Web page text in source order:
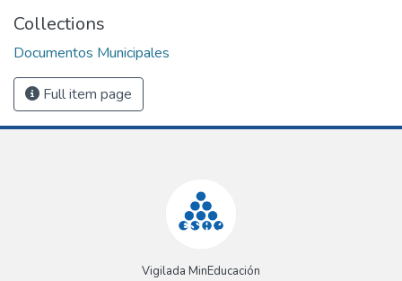
Collections
Documentos Municipales
Full item page
Vigilada MinEducación